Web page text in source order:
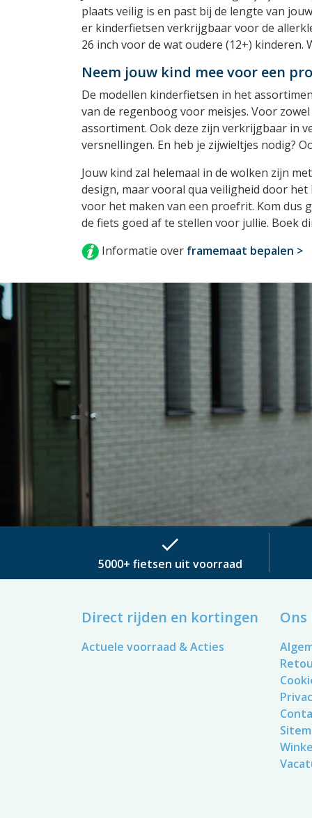
plaats veilig is en past bij de lengte van
er kinderfietsen verkrijgbaar voor de
26 inch voor de wat oudere (12+)
Neem jouw kind mee voor een
De modellen kinderfietsen in het
van de regenboog voor meisjes. Voor
assortiment. Ook deze zijn verkrijgbaar in
versnellingen. En heb je zijwieltjes nodig?
Jouw kind zal helemaal in de wolken zijn
design, maar vooral qua veiligheid door
voor het maken van een proefrit. Kom dus
de fiets goed af te stellen voor jullie. Boek
Informatie over framemaat bepalen >
check
5000+ fietsen uit voorraad
Direct rijden en kortingen
Actuele voorraad & Acties